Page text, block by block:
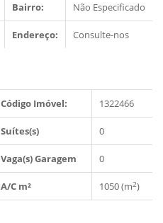
Bairro: Não Especificado
Endereço: Consulte-nos
Código Imóvel: 1322466
Suítes(s) 0
Vaga(s) Garagem 0
A/C m² 1050 (m2)